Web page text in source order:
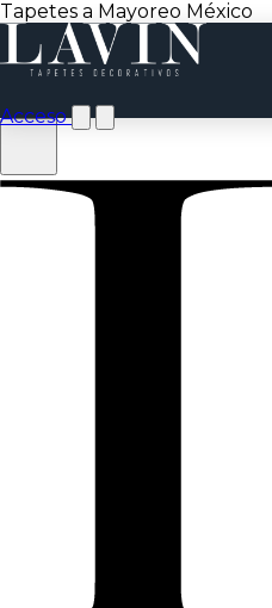
Tapetes a Mayoreo México
Acceso